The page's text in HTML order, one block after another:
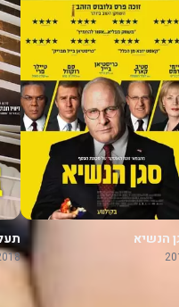
הנשיא